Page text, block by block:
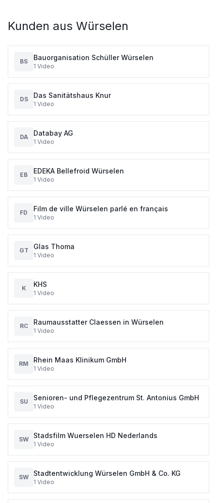
Kunden aus Würselen
BS Bauorganisation Schüller Würselen
1 Video
DS Das Sanitätshaus Knur
1 Video
DA Databay AG
1 Video
EB EDEKA Bellefroid Würselen
1 Video
FD Film de ville Würselen parlé en français
1 Video
GT Glas Thoma
1 Video
K KHS
1 Video
RC Raumausstatter Claessen in Würselen
1 Video
RM Rhein Maas Klinikum GmbH
1 Video
SU Senioren- und Pflegezentrum St. Antonius GmbH
1 Video
SW Stadsfilm Wuerselen HD Nederlands
1 Video
SW Stadtentwicklung Würselen GmbH & Co. KG
1 Video